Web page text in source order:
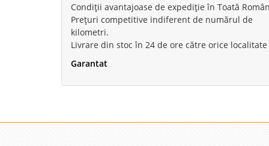
Mobila
Condiții avantajoase de expediție în Toată
Prețuri competitive indiferent de numărul de
kilometri.
Livrare din stoc în 24 de ore către orice localitate
Garantat